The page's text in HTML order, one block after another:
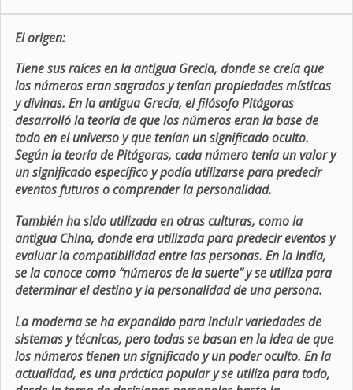
El origen:
Tiene sus raíces en la antigua Grecia, donde se creía que
los números eran sagrados y tenían propiedades místicas
y divinas. En la antigua Grecia, el filósofo Pitágoras
desarrolló la teoría de que los números eran la base de
todo en el universo y que tenían un significado oculto.
Según la teoría de Pitágoras, cada número tenía un valor y
un significado específico y podía utilizarse para predecir
eventos futuros o comprender la personalidad.
También ha sido utilizada en otras culturas, como la
antigua China, donde era utilizada para predecir eventos y
evaluar la compatibilidad entre las personas. En la India,
se la conoce como “números de la suerte” y se utiliza para
determinar el destino y la personalidad de una persona.
La moderna se ha expandido para incluir variedades de
sistemas y técnicas, pero todas se basan en la idea de que
los números tienen un significado y un poder oculto. En la
actualidad, es una práctica popular y se utiliza para todo,